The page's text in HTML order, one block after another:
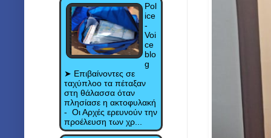
Pol
ice
-
Voi
ce
blo
g
➤ Eπιβαίνοντες σε
ταχύπλοο τα πέταξαν
στη θάλασσα όταν
πλησίασε η ακτοφυλακή
- Οι Αρχές ερευνούν την
προέλευση των χρ...